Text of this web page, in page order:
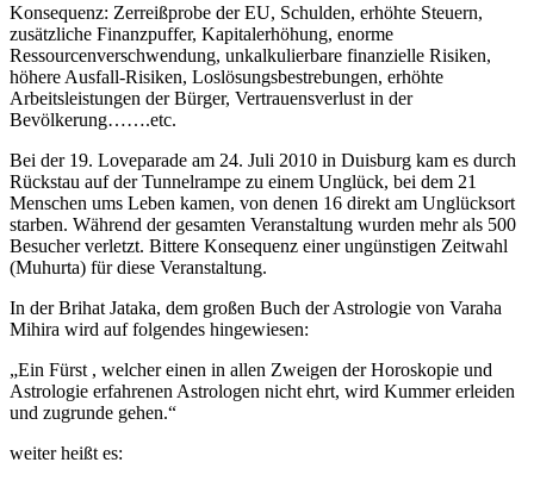
Konsequenz: Zerreißprobe der EU, Schulden, erhöhte Steuern,
zusätzliche Finanzpuffer, Kapitalerhöhung, enorme
Ressourcenverschwendung, unkalkulierbare finanzielle Risiken,
höhere Ausfall-Risiken, Loslösungsbestrebungen, erhöhte
Arbeitsleistungen der Bürger, Vertrauensverlust in der
Bevölkerung…….etc.
Bei der 19. Loveparade am 24. Juli 2010 in Duisburg kam es durch
Rückstau auf der Tunnelrampe zu einem Unglück, bei dem 21
Menschen ums Leben kamen, von denen 16 direkt am Unglücksort
starben. Während der gesamten Veranstaltung wurden mehr als 500
Besucher verletzt. Bittere Konsequenz einer ungünstigen Zeitwahl
(Muhurta) für diese Veranstaltung.
In der Brihat Jataka, dem großen Buch der Astrologie von Varaha
Mihira wird auf folgendes hingewiesen:
„Ein Fürst , welcher einen in allen Zweigen der Horoskopie und
Astrologie erfahrenen Astrologen nicht ehrt, wird Kummer erleiden
und zugrunde gehen.“
weiter heißt es: